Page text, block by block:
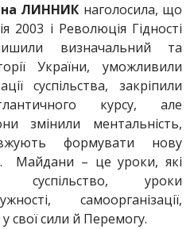
ЛИННИК наголосила, що
2003 і Революція Гідності
визначальний та
України, уможливили
суспільства, закріпили
курсу, але
змінили ментальність,
формувати нову
Майдани – це уроки, які
уроки
самоорганізації,
свої сили й Перемогу.